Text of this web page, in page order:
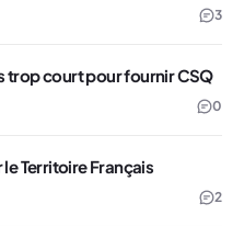
3
trop court pour fournir CSQ
0
Territoire Français
2